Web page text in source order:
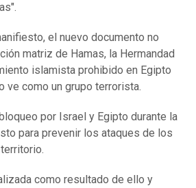
el nuevo documento no
matriz de Hamas, la Hermandad
islamista prohibido en Egipto
ve como un grupo terrorista.
por Israel y Egipto durante la
para prevenir los ataques de los
como resultado de ello y